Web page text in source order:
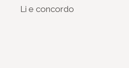
Li e concordo